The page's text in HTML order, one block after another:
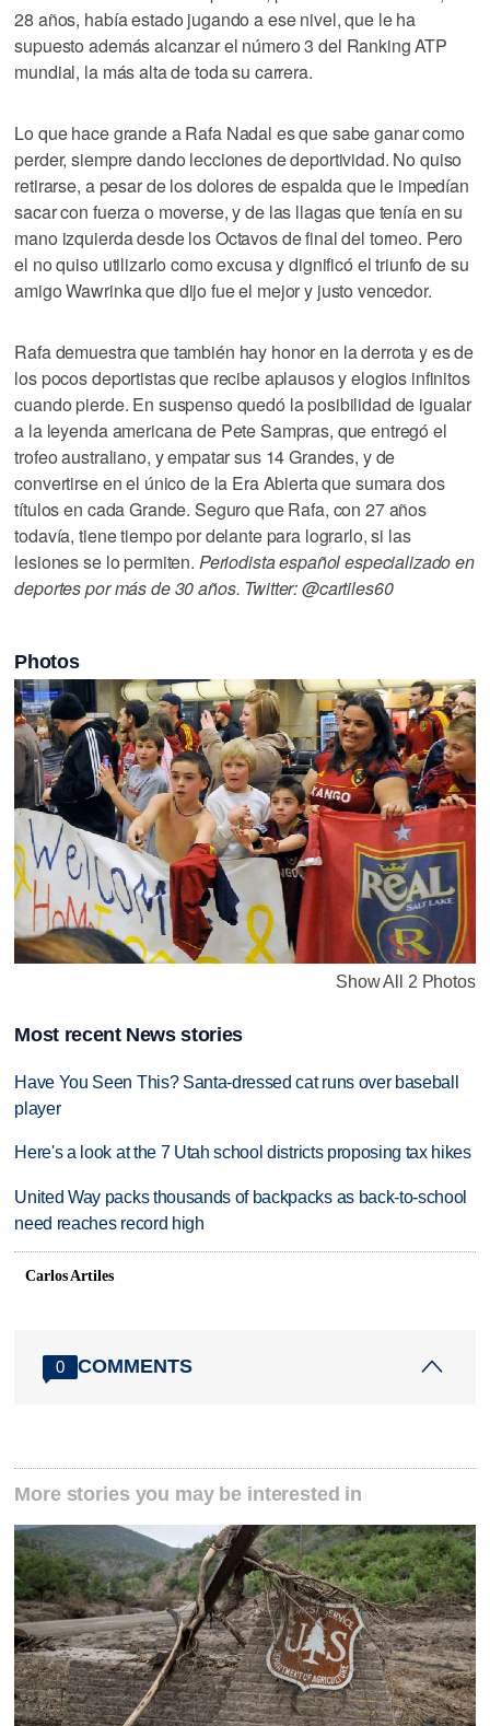
28 años, había estado jugando a ese nivel, que le ha
supuesto además alcanzar el número 3 del Ranking ATP
mundial, la más alta de toda su carrera.
Lo que hace grande a Rafa Nadal es que sabe ganar como
perder, siempre dando lecciones de deportividad. No quiso
retirarse, a pesar de los dolores de espalda que le impedían
sacar con fuerza o moverse, y de las llagas que tenía en su
mano izquierda desde los Octavos de final del torneo. Pero
el no quiso utilizarlo como excusa y dignificó el triunfo de su
amigo Wawrinka que dijo fue el mejor y justo vencedor.
Rafa demuestra que también hay honor en la derrota y es de
los pocos deportistas que recibe aplausos y elogios infinitos
cuando pierde. En suspenso quedó la posibilidad de igualar
a la leyenda americana de Pete Sampras, que entregó el
trofeo australiano, y empatar sus 14 Grandes, y de
convertirse en el único de la Era Abierta que sumara dos
títulos en cada Grande. Seguro que Rafa, con 27 años
todavía, tiene tiempo por delante para lograrlo, si las
lesiones se lo permiten. Periodista español especializado en
deportes por más de 30 años. Twitter: @cartiles60
Photos
Show All 2 Photos
Most recent News stories
Have You Seen This? Santa-dressed cat runs over baseball
player
Here's a look at the 7 Utah school districts proposing tax hikes
United Way packs thousands of backpacks as back-to-school
need reaches record high
Carlos Artiles
0 COMMENTS
More stories you may be interested in